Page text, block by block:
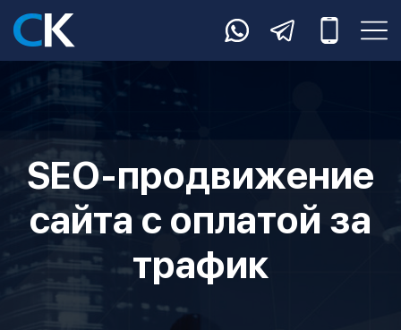
SEO-продвижение
сайта с оплатой за
трафик